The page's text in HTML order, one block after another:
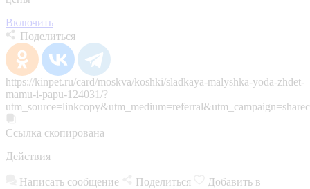
Включить
Поделиться
https://kinpet.ru/card/moskva/koshki/sladkaya-malyshka-yoda-zhdet-
mamu-i-papu-124031/?
Ссылка скопирована
Действия
Написать сообщение Поделиться
Добавить в